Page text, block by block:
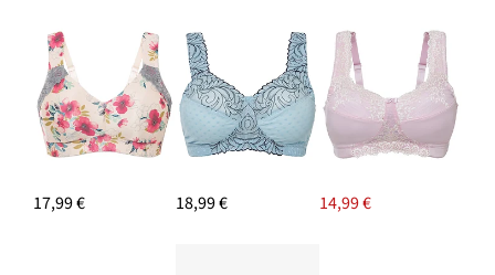
17,99 € 18,99 € 14,99 €